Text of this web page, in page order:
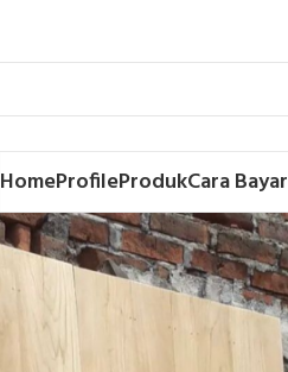
HomeProfileProdukCara Bayar